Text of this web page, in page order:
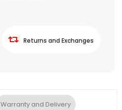
Returns and Exchanges
Warranty and Delivery